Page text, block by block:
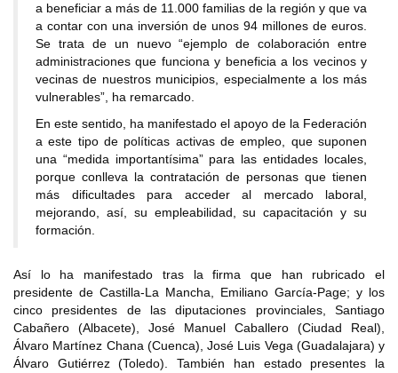
a beneficiar a más de 11.000 familias de la región y que va
a contar con una inversión de unos 94 millones de euros.
Se trata de un nuevo “ejemplo de colaboración entre
administraciones que funciona y beneficia a los vecinos y
vecinas de nuestros municipios, especialmente a los más
vulnerables”, ha remarcado.
En este sentido, ha manifestado el apoyo de la Federación
a este tipo de políticas activas de empleo, que suponen
una “medida importantísima” para las entidades locales,
porque conlleva la contratación de personas que tienen
más dificultades para acceder al mercado laboral,
mejorando, así, su empleabilidad, su capacitación y su
formación.
Así lo ha manifestado tras la firma que han rubricado el
presidente de Castilla-La Mancha, Emiliano García-Page; y los
cinco presidentes de las diputaciones provinciales, Santiago
Cabañero (Albacete), José Manuel Caballero (Ciudad Real),
Álvaro Martínez Chana (Cuenca), José Luis Vega (Guadalajara) y
Álvaro Gutiérrez (Toledo). También han estado presentes la